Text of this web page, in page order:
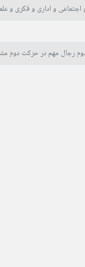
و اداری و فکری و
رجال مهم در حرکت دوم